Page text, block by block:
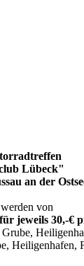
Lübeck"
an der
von
jeweils 30,-€
Grube,
Heiligenhafen,